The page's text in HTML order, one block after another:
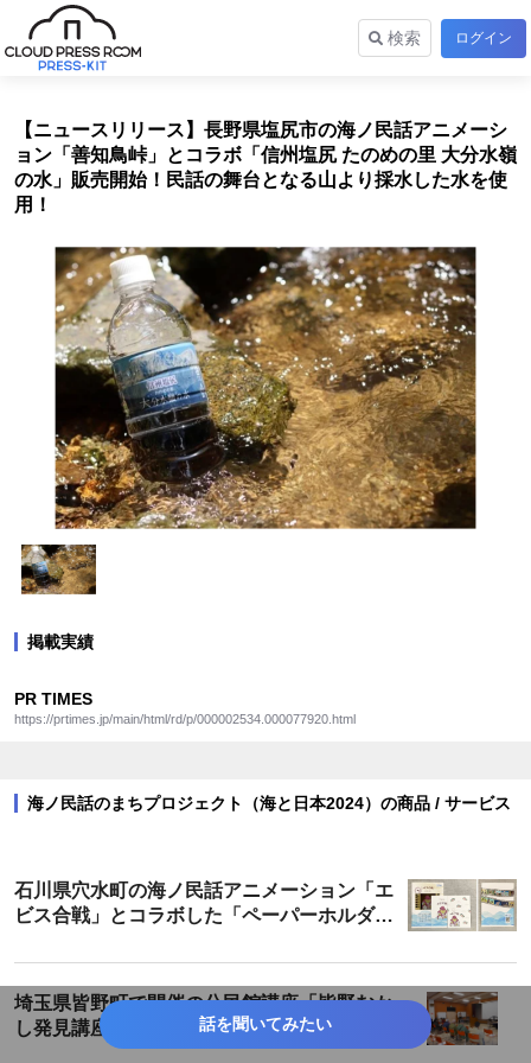
検索 ログイン
【ニュースリリース】長野県塩尻市の海ノ民話アニメーシ
ョン「善知鳥峠」とコラボ「信州塩尻 たのめの里 大分水嶺
の水」販売開始！民話の舞台となる山より採水した水を使
用！
掲載実績
PR TIMES
https://prtimes.jp/main/html/rd/p/000002534.000077920.html
海ノ民話のまちプロジェクト（海と日本2024）の商品 / サービス
石川県穴水町の海ノ民話アニメーション「エ
ビス合戦」とコラボした「ペーパーホルダ
埼玉県皆野町で開催の公民館講座「皆野むか
し発見講座」にて海ノ民話アニメーション
「カミの話」を上映・解説しました
話を聞いてみたい